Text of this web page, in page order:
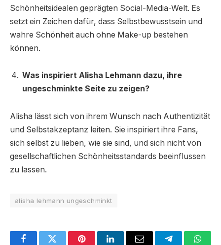
Schönheitsidealen geprägten Social-Media-Welt. Es
setzt ein Zeichen dafür, dass Selbstbewusstsein und
wahre Schönheit auch ohne Make-up bestehen
können.
Was inspiriert Alisha Lehmann dazu, ihre
ungeschminkte Seite zu zeigen?
Alisha lässt sich von ihrem Wunsch nach Authentizität
und Selbstakzeptanz leiten. Sie inspiriert ihre Fans,
sich selbst zu lieben, wie sie sind, und sich nicht von
gesellschaftlichen Schönheitsstandards beeinflussen
zu lassen.
alisha lehmann ungeschminkt